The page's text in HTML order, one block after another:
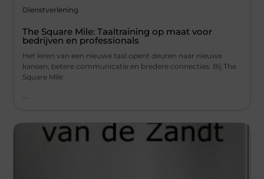
Dienstverlening
The Square Mile: Taaltraining op maat voor
bedrijven en professionals
Het leren van een nieuwe taal opent deuren naar nieuwe
kansen, betere communicatie en bredere connecties. Bij The
Square Mile
...